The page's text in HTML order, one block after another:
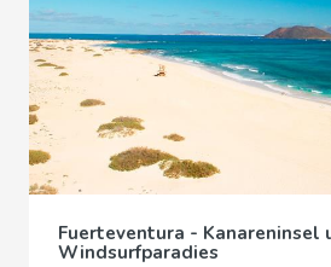
Fuerteventura - Kanareninsel
Windsurfparadies